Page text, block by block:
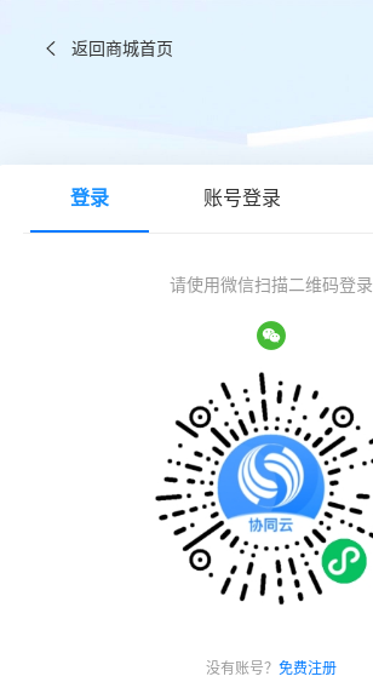
返回商城首页
登录 账号登录
请使用微信扫描二维码登录
没有账号？ 免费注册